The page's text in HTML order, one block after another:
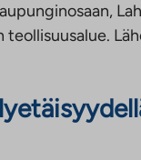
teollisuusalue.